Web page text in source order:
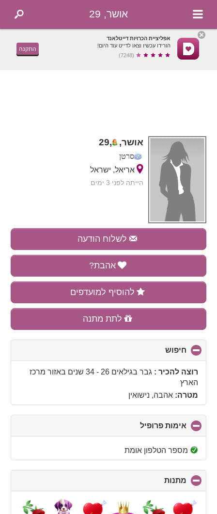
אושר, 29
אפליציית הכרויות דייטלאנד
הורידו עכשיו וצאו לדייט עוד היום!
(7248)
התקנה
אושר, ,
29
סרטן
אריאל, ישראל
הייתה לפני 3 ימים
לשלוח הודעה
אהבת?
להוסיף למועדפים
לתת מתנה
חיפוש
to
collapseרוצה להכיר : גבר בגילאים 26 - 34 שנים באזור מרכז
הארץ
מטרה: אהבה, נישואין
אימות פרופיל
to
contents
מספר הטלפון אומת
מתנות
to
collapse
contents